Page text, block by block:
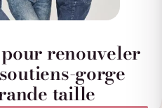
renouveler
gorge
taille